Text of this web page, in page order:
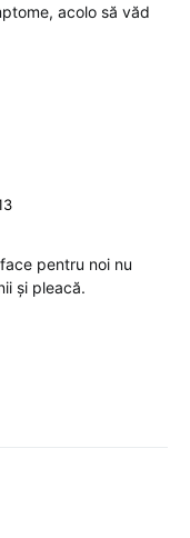
acolo să văd
pentru noi nu
și pleacă.